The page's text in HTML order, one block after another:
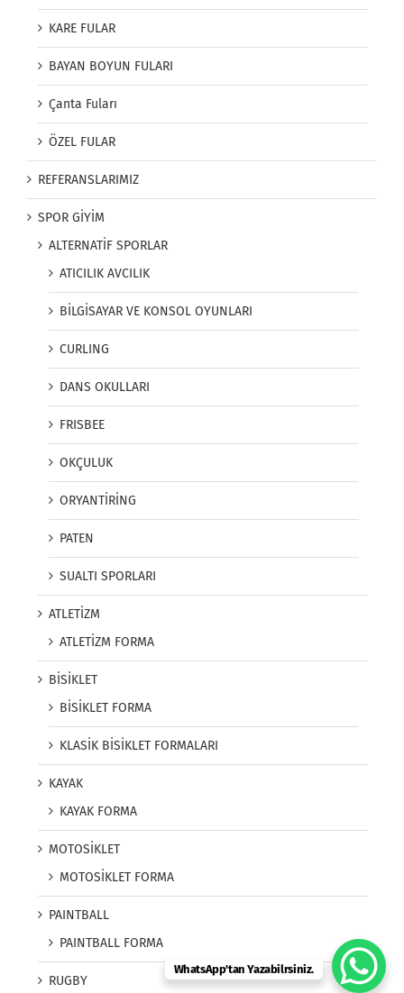
KARE FULAR
BAYAN BOYUN FULARI
Çanta Fuları
ÖZEL FULAR
REFERANSLARIMIZ
SPOR GİYİM
ALTERNATİF SPORLAR
ATICILIK AVCILIK
BİLGİSAYAR VE KONSOL OYUNLARI
CURLING
DANS OKULLARI
FRISBEE
OKÇULUK
ORYANTİRİNG
PATEN
SUALTI SPORLARI
ATLETİZM
ATLETİZM FORMA
BİSİKLET
BİSİKLET FORMA
KLASİK BİSİKLET FORMALARI
KAYAK
KAYAK FORMA
MOTOSİKLET
MOTOSİKLET FORMA
PAINTBALL
PAINTBALL FORMA
RUGBY
WhatsApp'tan Yazabilrsiniz.